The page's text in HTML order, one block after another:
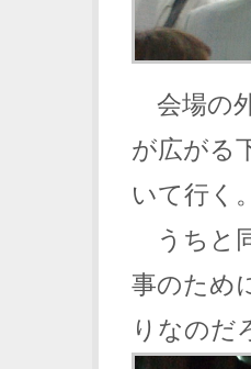
会場の
が広がる
いて行く。
うちと
事のため
りなの